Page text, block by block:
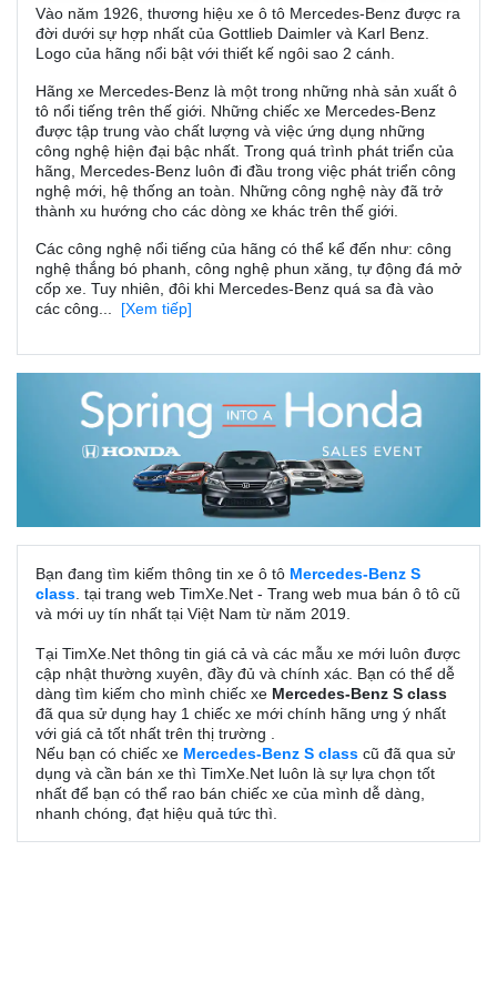
Vào năm 1926, thương hiệu xe ô tô Mercedes-Benz được ra
đời dưới sự hợp nhất của Gottlieb Daimler và Karl Benz.
Logo của hãng nổi bật với thiết kế ngôi sao 2 cánh.
Hãng xe Mercedes-Benz là một trong những nhà sản xuất ô
tô nổi tiếng trên thế giới. Những chiếc xe Mercedes-Benz
được tập trung vào chất lượng và việc ứng dụng những
công nghệ hiện đại bậc nhất. Trong quá trình phát triển của
hãng, Mercedes-Benz luôn đi đầu trong việc phát triển công
nghệ mới, hệ thống an toàn. Những công nghệ này đã trở
thành xu hướng cho các dòng xe khác trên thế giới.
Các công nghệ nổi tiếng của hãng có thể kể đến như: công
nghệ thắng bó phanh, công nghệ phun xăng, tự động đá mở
cốp xe. Tuy nhiên, đôi khi Mercedes-Benz quá sa đà vào
các công...
[Xem tiếp]
Bạn đang tìm kiếm thông tin xe ô tô Mercedes-Benz S
class . tại trang web TimXe.Net - Trang web mua bán ô tô cũ
và mới uy tín nhất tại Việt Nam từ năm 2019.
Tại TimXe.Net thông tin giá cả và các mẫu xe mới luôn được
cập nhật thường xuyên, đầy đủ và chính xác. Bạn có thể dễ
dàng tìm kiếm cho mình chiếc xe Mercedes-Benz S class
đã qua sử dụng hay 1 chiếc xe mới chính hãng ưng ý nhất
với giá cả tốt nhất trên thị trường .
Nếu bạn có chiếc xe Mercedes-Benz S class cũ đã qua sử
dụng và cần bán xe thì TimXe.Net luôn là sự lựa chọn tốt
nhất để bạn có thể rao bán chiếc xe của mình dễ dàng,
nhanh chóng, đạt hiệu quả tức thì.